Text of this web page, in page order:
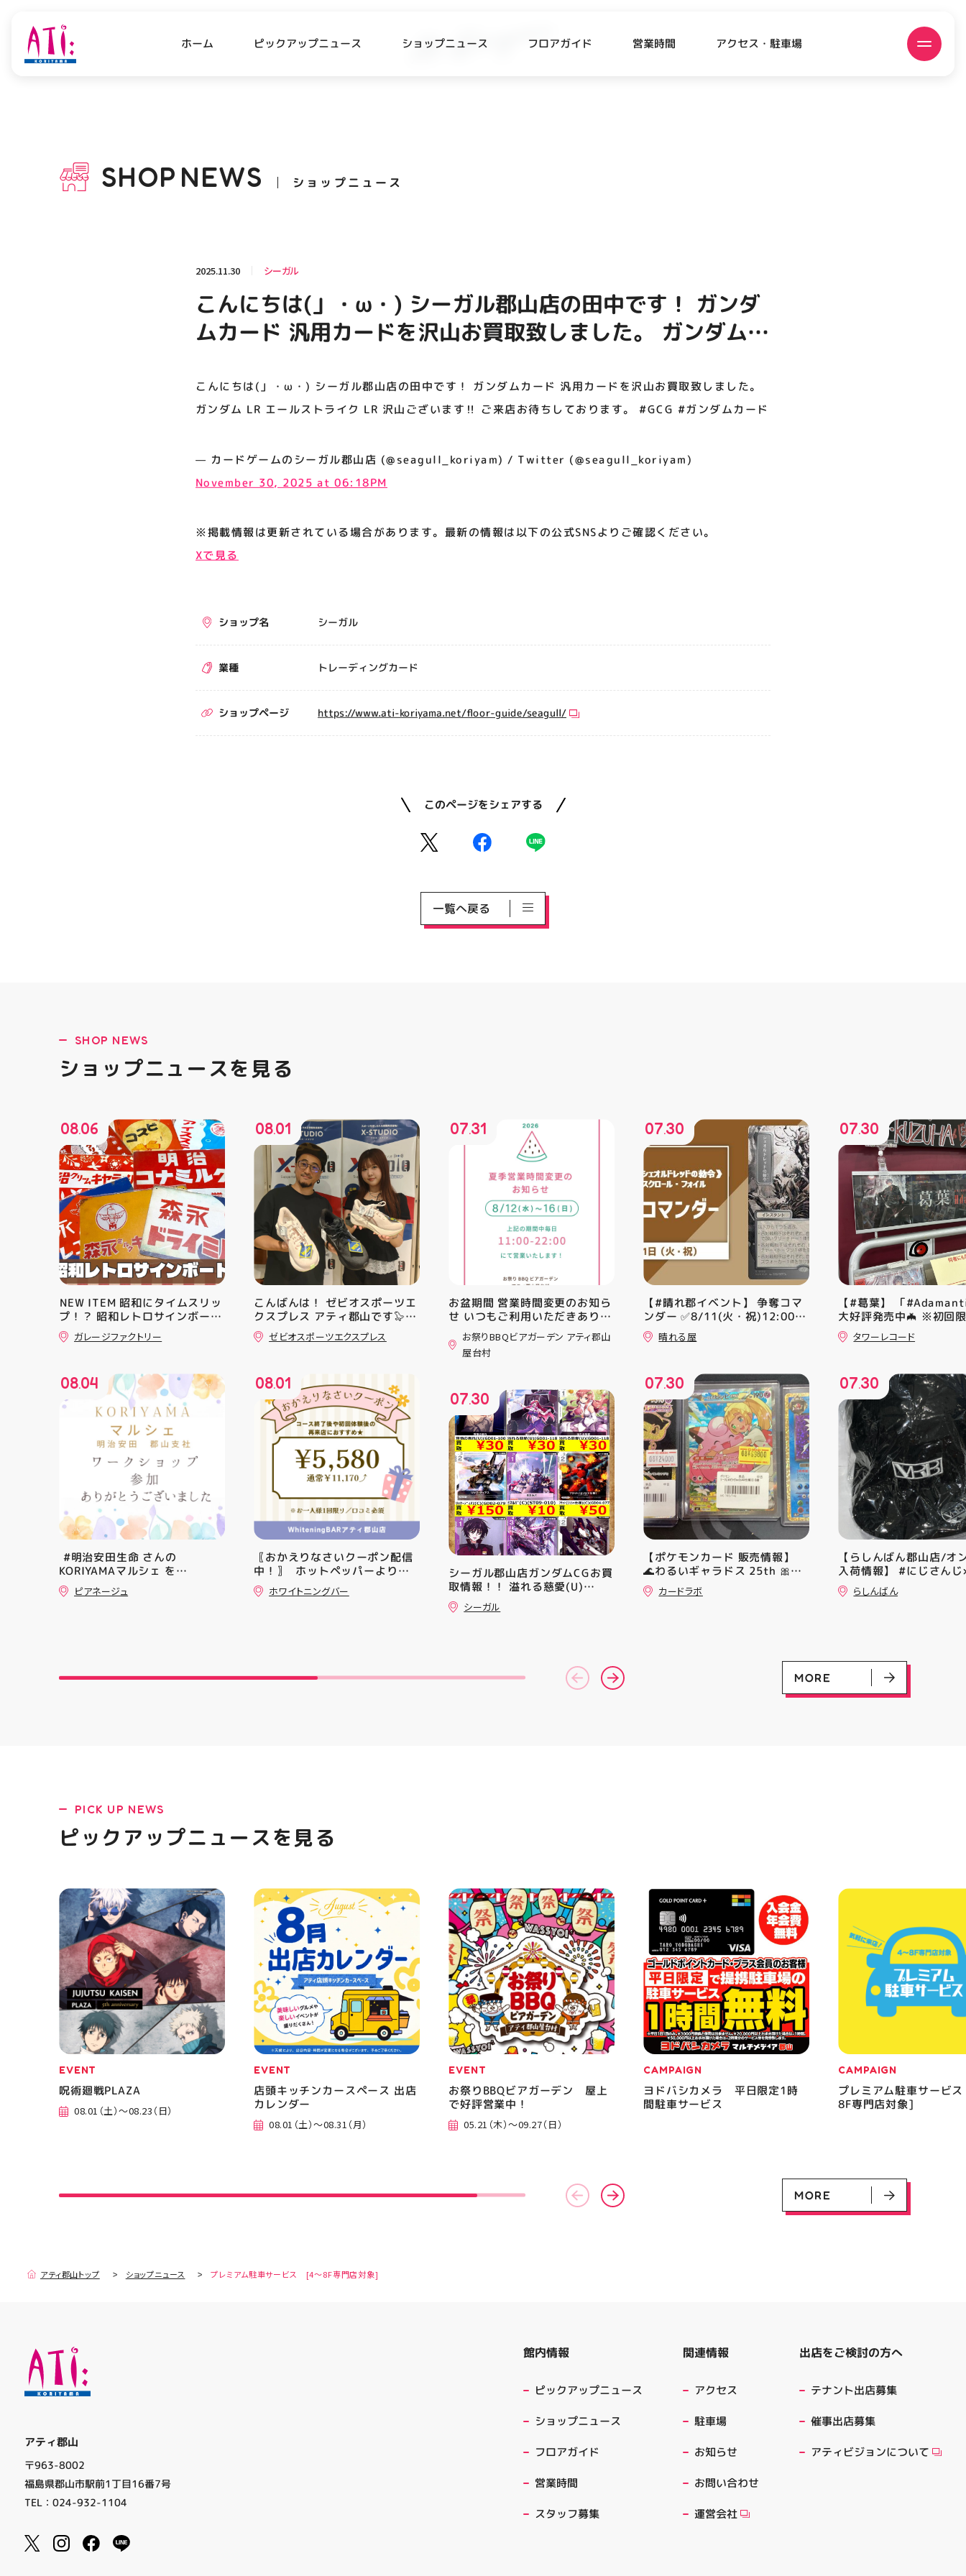
ホーム ピックアップニュース ショップニュース フロアガイド 営業時間 アクセス・駐車場
テナント出店募集
催事出店募集 EVENT
呪術廻戦PLAZA
EVENT
店頭キッチンカースペース 出店
カレンダー
EVENT
お祭りBBQビアガーデン 屋上
で好評営業中！
CAMPAIGN
ヨドバシカメラ 平日限定1時
間駐車サービス
CAMPAIGN
プレミアム駐車サービス [4～
8F専門店対象]
SHOP NEWS ショップニュース
2025.11.30 シーガル
こんにちは(」・ω・) シーガル郡山店の田中です！ ガンダ
ムカード 汎用カードを沢山お買取致しました。 ガンダム
ております。 #GCG #ガンダムカード
こんにちは(」・ω・) シーガル郡山店の田中です！ ガンダムカード 汎用カードを沢山お買取致しました。
ガンダム LR エールストライク LR 沢山ございます‼️ ご来店お待ちしております。 #GCG #ガンダムカード
— カードゲームのシーガル郡山店 (@seagull_koriyam) / Twitter (@seagull_koriyam)
November 30, 2025 at 06:18PM
※掲載情報は更新されている場合があります。最新の情報は以下の公式SNSよりご確認ください。
Xで見る
ショップ名 シーガル
業種 トレーディングカード
ショップページ https://www.ati-koriyama.net/floor-guide/seagull/
このページをシェアする
一覧へ戻る
SHOP NEWS
ショップニュースを見る
08.06
️NEW ITEM️ 昭和にタイムスリッ
プ！？ 昭和レトロサインボード
大量入荷しました！ 今回はお菓
子系をまとめてみました お部屋
ロ #アティ郡山 #福島県 #郡山
駅前 #郡山市
ガレージファクトリー
08.04
⁡ #明治安田生命 さんの
KORIYAMAマルシェ を
@hic20240729 HICさんにお誘
い頂き参加させて頂きました。 ⁡
ピアネージュ
08.01
こんばんは！ ゼビオスポーツエ
クスプレス アティ郡山です🦭
・ ★本日のラジオ★は アシッ
クスからランニングシューズ
反発性に優れた「FF TURBO
SQUARED」を新搭載し、推進力
を向上させました！
☆ASICSGRIPを前足部に追加
し、グリップ力を向上させまし
た！ ☆市場トレンドの反発性と
クッション性を表したデザイン
と優れた通気性を兼ね備えた
「エンジニアードウーブンアッ
パー」を搭載しました！ ・ 長
距離をカジュアルに走りたい方
や仕事履き、夏のお出かけで長
距離歩く方向けのクッションシ
ューズになっています 人気ラン
ニングシューズの最新作になり
ます！ ・ 気になる方は是非、
ゼビオスポーツエクスプレス
08.01
〖おかえりなさいクーポン配信
中！〗 ⁡ ホットペッパーより通
常￥11,170······▸ ￥5️⃣,5️⃣8️⃣0️⃣
のお得なクーポン配信中です★ ⁡
ます️ #ホワイトニンク #ホワイ
ホワイトニングバー
07.31
お盆期間 営業時間変更のお知ら
せ いつもご利用いただきありが
とうございます！ 8月12日
(水)〜8月16日(日) は、 営業時
間を変更して営業いたします
みいただけます ご家族とのお食
事やご友人との集まり、夏休み
のお出かけにもぴったり！ 屋台
グルメとBBQを一緒に楽しめる
「お祭りBBQビアガーデン」
で、夏の思い出を作りません
か？ 皆さまのご来店をスタッフ
一同、心よりお待ちしておりま
す お祭りBBQビアガーデン ア
ティ郡山屋台村
━━━━━━━━━━━━━━
━ ご予約・詳細はプロフィール
━━━━━━━━━━━━━━
━ #アティ郡山 #郡山 #郡山グ
ルメ #郡山BBQ #ビアガーデン
#お祭りBBQ #屋台グルメ #手
お祭りBBQビアガーデン アティ郡山
屋台村
07.30
シーガル郡山店ガンダムCGお買
取情報！！ 溢れる慈愛(U)
(GD01-118) ￥30 覚悟の表れ
(U)(GD01-100) ￥30 ﾌﾗｯﾄ(ﾐﾘ
シーガル
07.30
【#晴れ郡イベント】 争奪コマ
ンダー ✅8/11(火・祝)12:00~
⚔️イベント構成⚔️ スイスドロー
+決勝ラウンド 🏆賞品一覧🏆
レッドの勅令》シルバースクロ
ール・Foil×1枚 2-4位：
2,000pt 5-8位：1,000pt ご参
加お待ちしております！✨
晴れる屋
07.30
【ポケモンカード 販売情報】
🌊わるいギャラドス 25th 🎀リ
ーリエのピッピex 🔮ミュウ
vmax UR 入荷いたしました✨✨
カードラボ
07.30
【#葛葉】 「
大好評発売中🦇 ※初回
A、Bは店頭分在庫切れ
す🙇‍♀️ 発売を記念したコ
ー掲出 ♦️特別レシート
盤をご購入の方には リ
念レプリカチケットを
▼お取置きはこちらから
タワーレコード
07.30
【らしんばん郡山店/オ
入荷情報】 #にじさんじ
ERAコラボ #剣持刀也
9TWENTY キャップ が
らしんばん
MORE
PICK UP NEWS
ピックアップニュースを見る
EVENT
呪術廻戦PLAZA
08.01（土）～08.23（日）
EVENT
店頭キッチンカースペース 出店
カレンダー
08.01（土）～08.31（月）
EVENT
お祭りBBQビアガーデン 屋上
で好評営業中！
05.21（木）～09.27（日）
CAMPAIGN
ヨドバシカメラ 平日限定1時
間駐車サービス
CAMPAIGN
プレミアム駐車サービ
8F専門店対象]
MORE
アティ郡山トップ ショップニュース プレミアム駐車サービス [4～8F専門店対象]
アティ郡山
〒963-8002
福島県郡山市駅前1丁目16番7号
TEL：024-932-1104
館内情報
ピックアップニュース
ショップニュース
フロアガイド
営業時間
スタッフ募集
関連情報
アクセス
駐車場
お知らせ
お問い合わせ
運営会社
出店をご検討の方へ
テナント出店募集
催事出店募集
アティビジョンについて